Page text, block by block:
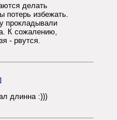
делать
потерь избежать.
прокладывали
К сожалению,
- рвутся.
длинна :)))